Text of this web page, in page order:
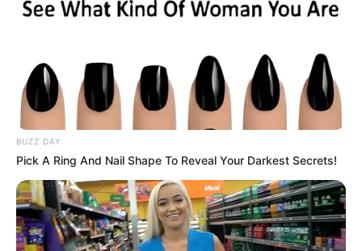
News
ΤΑ ΠΙΟ ΔΗΜΟΦΙΛΗ
BUZZ DAY
Pick A Ring And Nail Shape To Reveal Your Darkest Secrets!